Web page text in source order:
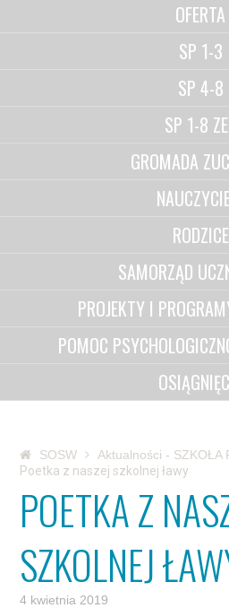
OFERTA
SP 1-3
SP 4-8
SP 1-8
GROMADA
RODZICE
SAMORZĄD
PROJEKTY I
POMOC
SOSW
Aktualności - SZKOŁA
Poetka z naszej szkolnej ławy
POETKA Z
SZKOLNEJ
4 kwietnia 2019